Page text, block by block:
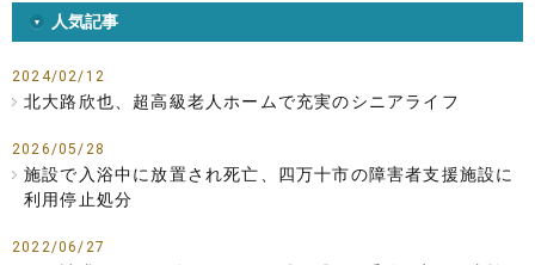
人気記事
2024/02/12
北大路欣也、超高級老人ホームで充実のシニアライフ
2026/05/28
施設で入浴中に放置され死亡、四万十市の障害者支援施設に
利用停止処分
2022/06/27